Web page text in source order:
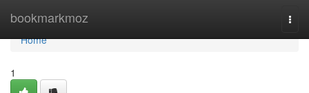
bookmarkmoz
Home
Home
1